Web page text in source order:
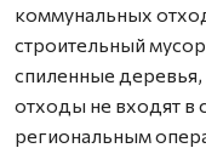
коммунальных
строительный
спиленные
отходы не входят в
региональным